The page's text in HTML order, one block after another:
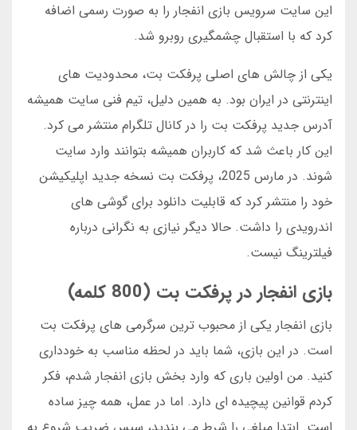
این سایت سرویس بازی انفجار را به صورت رسمی اضافه
کرد که با استقبال چشمگیری روبرو شد.
یکی از چالش های اصلی پرفکت بت، محدودیت های
اینترنتی در ایران بود. به همین دلیل، تیم فنی سایت همیشه
آدرس جدید پرفکت بت را در کانال تلگرام منتشر می کرد.
این کار باعث شد که کاربران همیشه بتوانند وارد سایت
شوند. در مارس 2025، پرفکت بت نسخه جدید اپلیکیشن
خود را منتشر کرد که قابلیت دانلود برای گوشی های
اندرویدی را داشت. حالا دیگر نیازی به نگرانی درباره
فیلترینگ نیست.
بازی انفجار در پرفکت بت (800 کلمه)
بازی انفجار یکی از محبوب ترین سرگرمی های پرفکت بت
است. در این بازی، شما باید در لحظه مناسب به خودداری
کنید. من اولین باری که وارد بخش بازی انفجار شدم، فکر
کردم قوانین پیچیده ای دارد. اما در عمل، همه چیز ساده